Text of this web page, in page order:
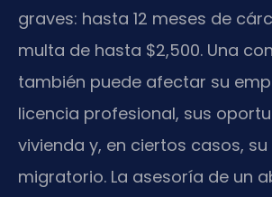
graves: hasta 12 meses de
multa de hasta $2,500. Una
también puede afectar su
licencia profesional, sus
vivienda y, en ciertos casos,
migratorio. La asesoría de un